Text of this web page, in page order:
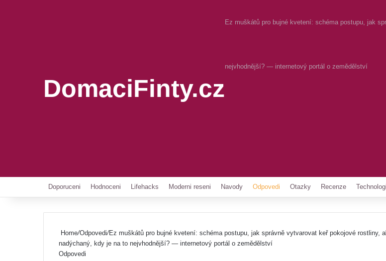
DomaciFinty.cz
Ez muškátů pro bujné kvetení: schéma postupu, jak
nejvhodnější? — internetový portál o zemědělství
Doporuceni Hodnoceni Lifehacks Moderni reseni Navody Odpovedi Otazky Recenze
Home/Odpovedi/Ez muškátů pro bujné kvetení: schéma postupu, jak správně vytvarovat keř pokojové rostliny,
nadýchaný, kdy je na to nejvhodnější? — internetový portál o zemědělství
Odpovedi